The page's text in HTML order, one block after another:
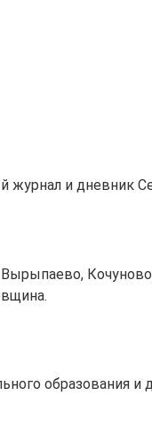
журнал и дневник
образования